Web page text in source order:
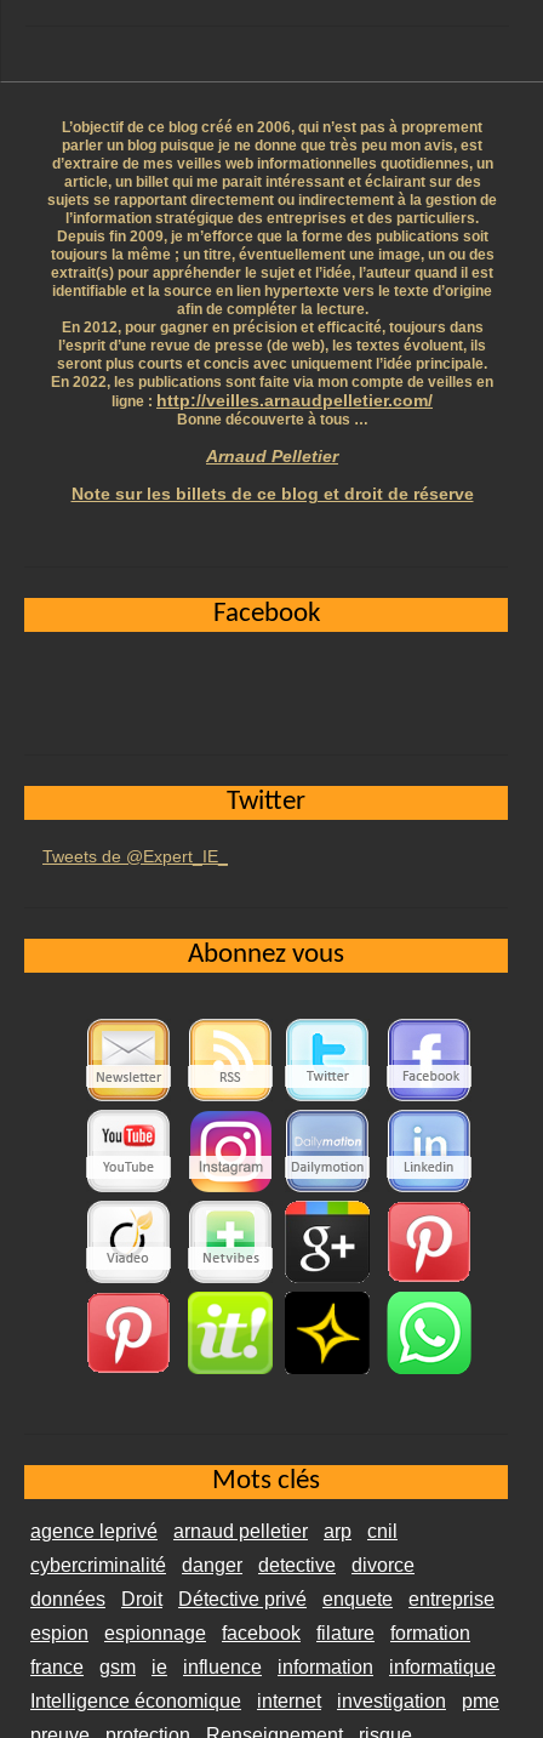
L’objectif de ce blog créé en 2006, qui n’est pas à proprement
parler un blog puisque je ne donne que très peu mon avis, est
d’extraire de mes veilles web informationnelles quotidiennes, un
article, un billet qui me parait intéressant et éclairant sur des
sujets se rapportant directement ou indirectement à la gestion de
l’information stratégique des entreprises et des particuliers.
Depuis fin 2009, je m’efforce que la forme des publications soit
toujours la même ; un titre, éventuellement une image, un ou des
extrait(s) pour appréhender le sujet et l’idée, l’auteur quand il est
identifiable et la source en lien hypertexte vers le texte d’origine
afin de compléter la lecture.
En 2012, pour gagner en précision et efficacité, toujours dans
l’esprit d’une revue de presse (de web), les textes évoluent, ils
seront plus courts et concis avec uniquement l’idée principale.
En 2022, les publications sont faite via mon compte de veilles en
ligne : http://veilles.arnaudpelletier.com/
Bonne découverte à tous …
Arnaud Pelletier
Note sur les billets de ce blog et droit de réserve
Facebook
Twitter
Tweets de @Expert_IE_
Abonnez vous
Mots clés
agence leprivé arnaud pelletier arp
cnil
cybercriminalité
danger detective
divorce
données
Droit Détective privé enquete
entreprise
espion
espionnage facebook filature
formation
france
gsm ie influence information
informatique
Intelligence économique
internet investigation
pme